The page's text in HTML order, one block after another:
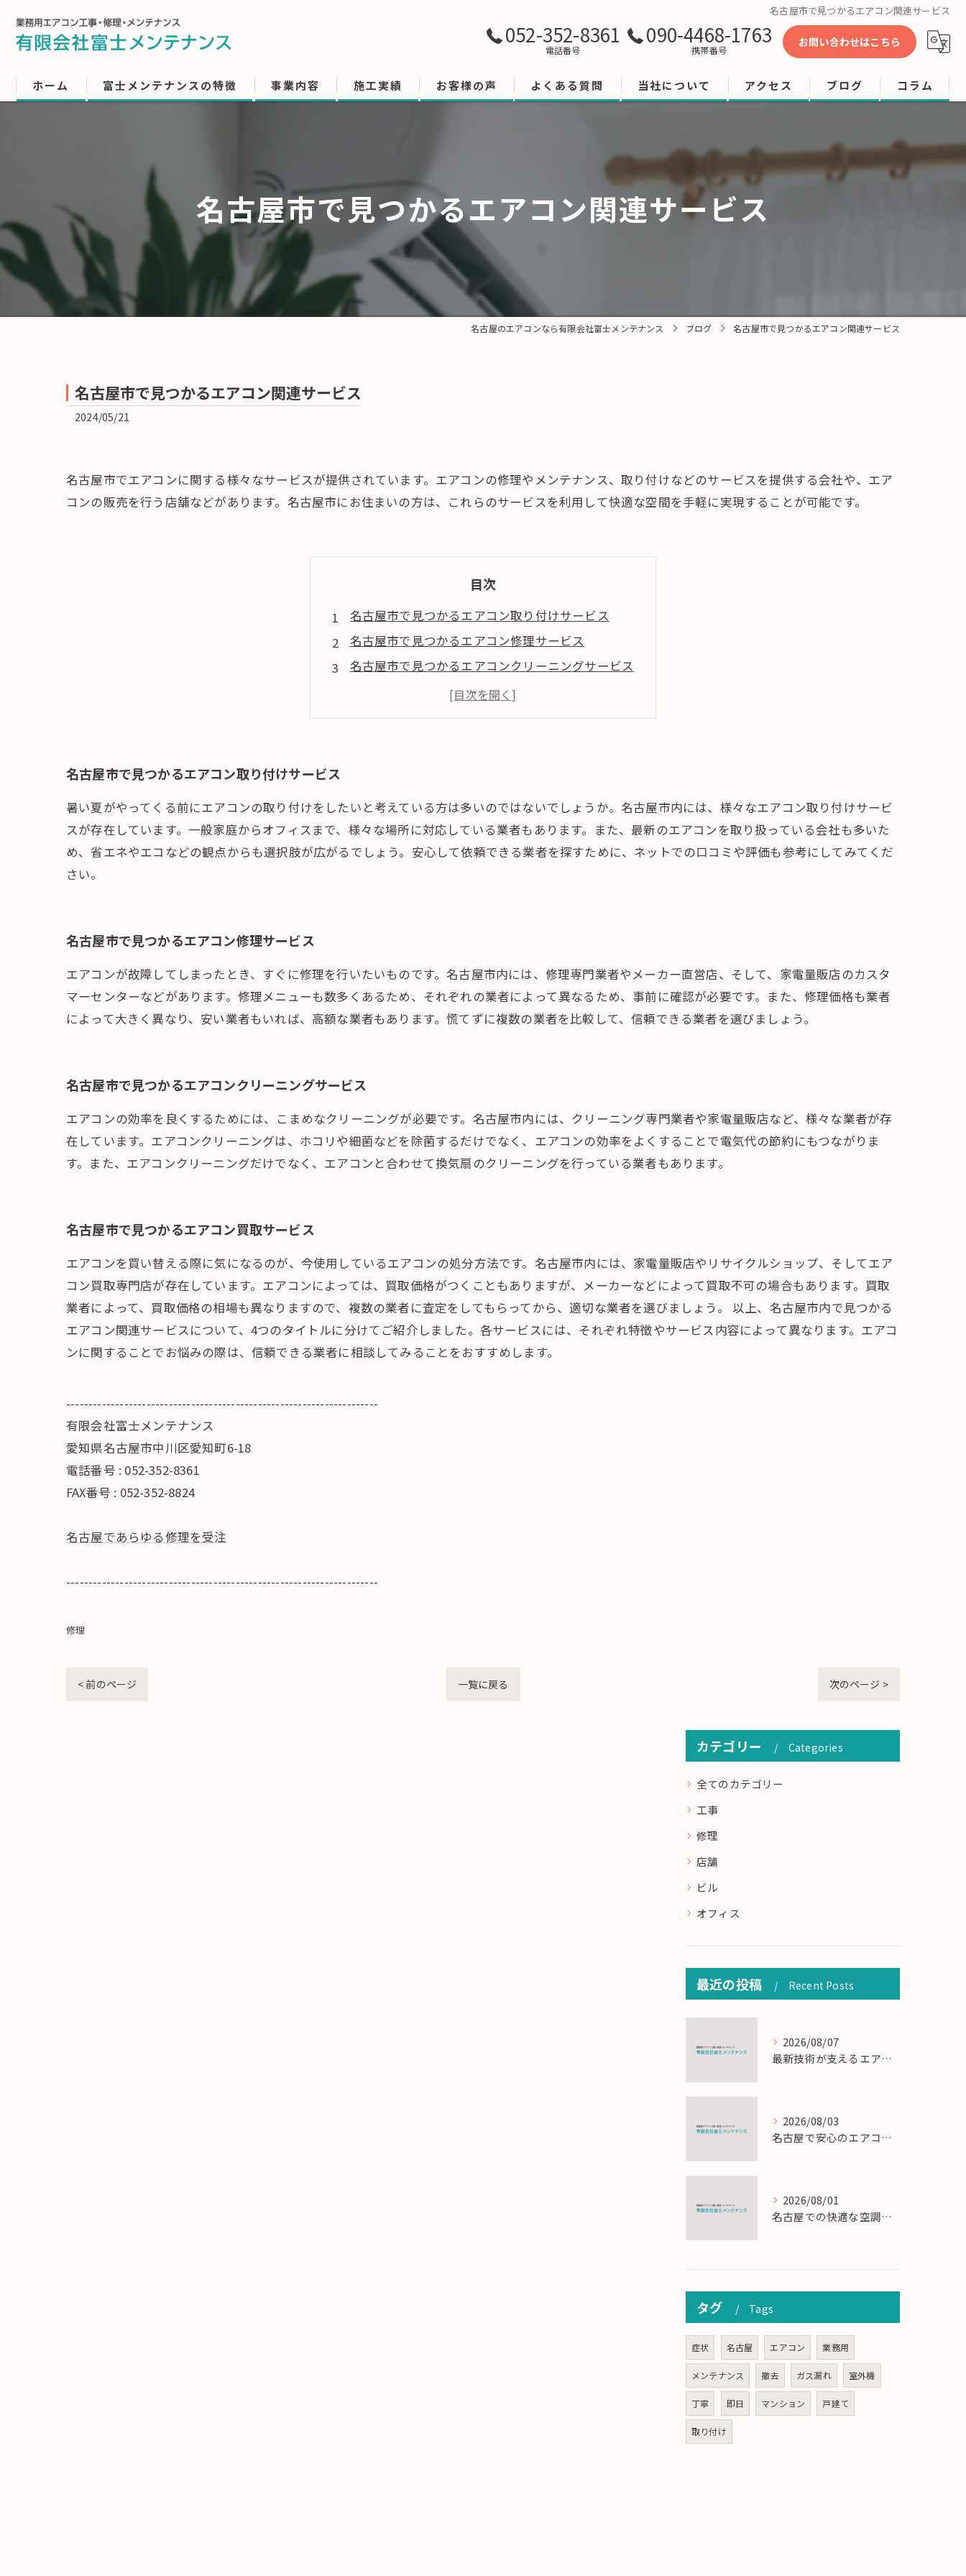
名古屋市で見つかるエアコン関連サービス
052-352-8361
電話番号
090-4468-1763
携帯番号
お問い合わせはこちら
ホーム 富士メンテナンスの特徴 事業内容 施工実績 お客様の声 よくある質問 当社について
店舗
アクセス ブログ コラム
名古屋市で見つかるエアコン関連サービス
名古屋のエアコンなら有限会社富士メンテナンス ブログ 名古屋市で見つかるエアコン関連サービス
名古屋市で見つかるエアコン関連サービス
2024/05/21
名古屋市でエアコンに関する様々なサービスが提供されています。エアコンの修理やメンテナンス、取り付けなどのサービスを提供する会社や、エア
コンの販売を行う店舗などがあります。名古屋市にお住まいの方は、これらのサービスを利用して快適な空間を手軽に実現することが可能です。
目次
名古屋市で見つかるエアコン取り付けサービス
名古屋市で見つかるエアコン修理サービス
名古屋市で見つかるエアコンクリーニングサービス
名古屋市で見つかるエアコン買取サービス
名古屋市で見つかるエアコン取り付けサービス
暑い夏がやってくる前にエアコンの取り付けをしたいと考えている方は多いのではないでしょうか。名古屋市内には、様々なエアコン取り付けサービ
スが存在しています。一般家庭からオフィスまで、様々な場所に対応している業者もあります。また、最新のエアコンを取り扱っている会社も多いた
め、省エネやエコなどの観点からも選択肢が広がるでしょう。安心して依頼できる業者を探すために、ネットでの口コミや評価も参考にしてみてくだ
さい。
名古屋市で見つかるエアコン修理サービス
エアコンが故障してしまったとき、すぐに修理を行いたいものです。名古屋市内には、修理専門業者やメーカー直営店、そして、家電量販店のカスタ
マーセンターなどがあります。修理メニューも数多くあるため、それぞれの業者によって異なるため、事前に確認が必要です。また、修理価格も業者
によって大きく異なり、安い業者もいれば、高額な業者もあります。慌てずに複数の業者を比較して、信頼できる業者を選びましょう。
名古屋市で見つかるエアコンクリーニングサービス
エアコンの効率を良くするためには、こまめなクリーニングが必要です。名古屋市内には、クリーニング専門業者や家電量販店など、様々な業者が存
在しています。エアコンクリーニングは、ホコリや細菌などを除菌するだけでなく、エアコンの効率をよくすることで電気代の節約にもつながりま
す。また、エアコンクリーニングだけでなく、エアコンと合わせて換気扇のクリーニングを行っている業者もあります。
名古屋市で見つかるエアコン買取サービス
エアコンを買い替える際に気になるのが、今使用しているエアコンの処分方法です。名古屋市内には、家電量販店やリサイクルショップ、そしてエア
コン買取専門店が存在しています。エアコンによっては、買取価格がつくこともありますが、メーカーなどによって買取不可の場合もあります。買取
業者によって、買取価格の相場も異なりますので、複数の業者に査定をしてもらってから、適切な業者を選びましょう。 以上、名古屋市内で見つかる
エアコン関連サービスについて、4つのタイトルに分けてご紹介しました。各サービスには、それぞれ特徴やサービス内容によって異なります。エアコ
ンに関することでお悩みの際は、信頼できる業者に相談してみることをおすすめします。
----------------------------------------------------------------------
有限会社富士メンテナンス
愛知県名古屋市中川区愛知町6-18
電話番号 : 052-352-8361
FAX番号 : 052-352-8824
名古屋であらゆる修理を受注
----------------------------------------------------------------------
修理
< 前のページ 一覧に戻る 次のページ >
カテゴリー Categories
全てのカテゴリー
工事
修理
店舗
ビル
オフィス
最近の投稿 Recent Posts
2026/08/07
最新技術が支えるエアコン工事の匠の技術解説
2026/08/03
名古屋で安心のエアコン工事と定期メンテナンスの重要性
2026/08/01
名古屋での快適な空調を実現するエアコンサービスの技術
タグ Tags
症状 名古屋 エアコン 業務用
メンテナンス 撤去 ガス漏れ 室外機
丁寧 即日 マンション 戸建て
取り付け